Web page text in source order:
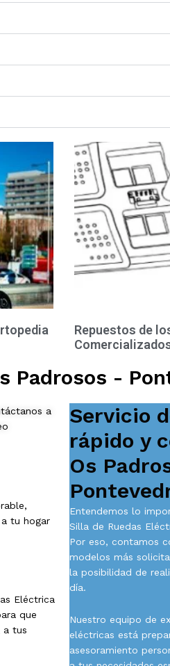
Repuestos de
Padrosos -
a
tu hogar
Eléctrica
que
a tus
Servicio
rápido y
Os
Entendemos lo
Silla de Ruedas
Por eso, contamos
modelos más
la posibilidad de
día.
Nuestro equipo de
eléctricas está
asesoramiento